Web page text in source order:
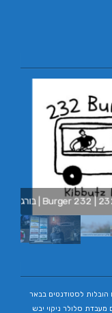
לסטודנטים בבאר
סלולר ניקוי יבש